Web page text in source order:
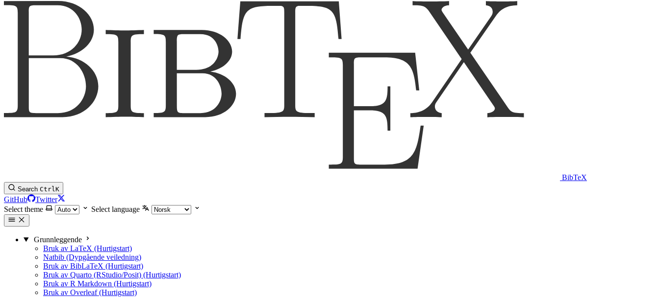
BibTeX
Search CtrlK
GitHub
Twitter
Select theme
Select language
Grunnleggende
Bruk av LaTeX (Hurtigstart)
Natbib (Dypgående veiledning)
Bruk av BibLaTeX (Hurtigstart)
Bruk av Quarto (RStudio/Posit) (Hurtigstart)
Bruk av R Markdown (Hurtigstart)
Bruk av Overleaf (Hurtigstart)